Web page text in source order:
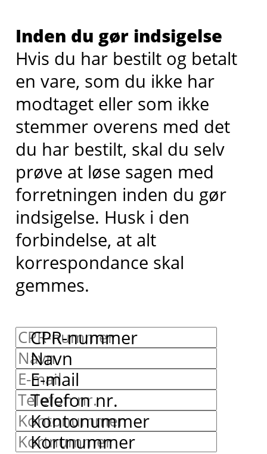
Inden du gør indsigelse
Hvis du har bestilt og betalt
en vare, som du ikke har
modtaget eller som ikke
stemmer overens med det
du har bestilt, skal du selv
prøve at løse sagen med
forretningen inden du gør
indsigelse. Husk i den
forbindelse, at alt
korrespondance skal
gemmes.
CPR-nummer
Navn
E-mail
Telefon nr.
Kontonummer
Kortnummer